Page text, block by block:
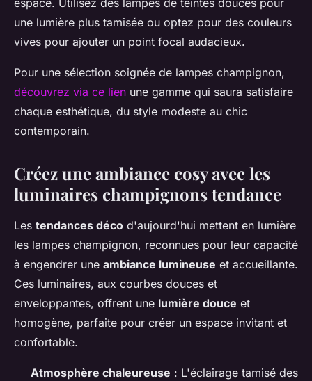
espace. Utilisez des lampes de teintes douces pour
une lumière plus tamisée ou optez pour des couleurs
vives pour ajouter un point focal audacieux.
Pour une sélection soignée de lampes champignon,
découvrez via ce lien une gamme qui saura satisfaire
chaque esthétique, du style modeste au chic
contemporain.
Créez une ambiance cosy avec les
luminaires champignons tendance
Les tendances déco d'aujourd'hui mettent en lumière
les lampes champignon, reconnues pour leur capacité
à engendrer une ambiance lumineuse et accueillante.
Ces luminaires, aux courbes douces et
enveloppantes, offrent une lumière douce et
homogène, parfaite pour créer un espace invitant et
confortable.
Atmosphère chaleureuse : L'éclairage tamisé des